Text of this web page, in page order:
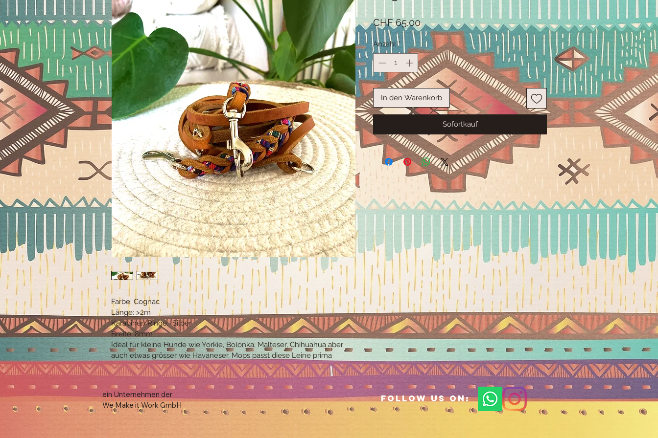
Farbe: Cognac
Länge: >2m
Karabiner/Ringe:  Silber
Breite: 8mm
Ideal für kleine Hunde wie Yorkie, Bolonka, Malteser, Chihuahua aber
auch etwas grösser wie Havaneser, Mops passt diese Leine prima
CHF 65.00Preis
Anzahl *
In den Warenkorb
Sofortkauf
Follow us on:
ein Unternehmen der
We Make it Work GmbH